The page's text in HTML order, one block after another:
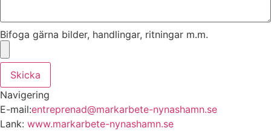
Bifoga gärna bilder, handlingar, ritningar m.m.
Skicka
Navigering
E-mail:entreprenad@markarbete-nynashamn.se
Lank: www.markarbete-nynashamn.se